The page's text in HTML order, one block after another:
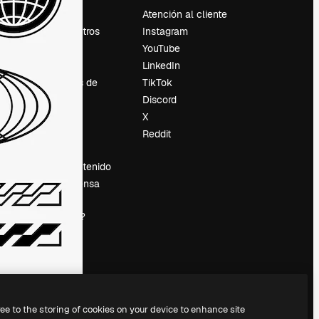
Precios
Sobre nosotros
Tendencias de
búsqueda
Blog
Eventos
Vender contenido
Sala de prensa
¿Buscas
magnific.ai?
Atención al cliente
Instagram
YouTube
LinkedIn
TikTok
Discord
X
Reddit
to the storing of cookies on your device to enhance site